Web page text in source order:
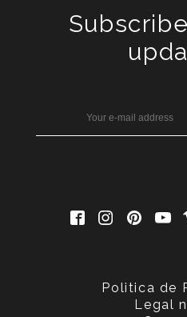
Politica de
Legal